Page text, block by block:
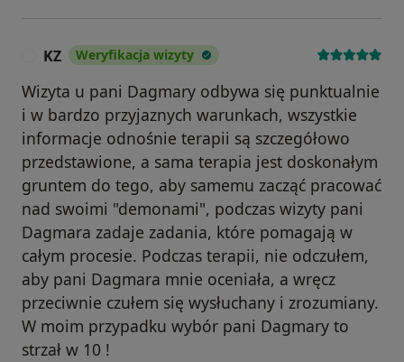
KZ Weryfikacja wizyty
Wizyta u pani Dagmary odbywa się punktualnie
i w bardzo przyjaznych warunkach, wszystkie
informacje odnośnie terapii są szczegółowo
przedstawione, a sama terapia jest doskonałym
gruntem do tego, aby samemu zacząć pracować
nad swoimi "demonami", podczas wizyty pani
Dagmara zadaje zadania, które pomagają w
całym procesie. Podczas terapii, nie odczułem,
aby pani Dagmara mnie oceniała, a wręcz
przeciwnie czułem się wysłuchany i zrozumiany.
W moim przypadku wybór pani Dagmary to
strzał w 10 !